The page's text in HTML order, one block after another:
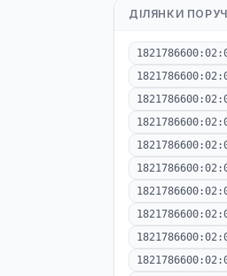
ДІЛЯНКИ ПОРУЧ